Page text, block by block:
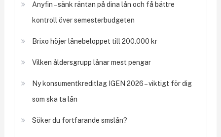
Anyfin – sänk räntan på dina lån och få bättre
kontroll över semesterbudgeten
Brixo höjer lånebeloppet till 200.000 kr
Vilken åldersgrupp lånar mest pengar
Ny konsumentkreditlag IGEN 2026 – viktigt för dig
som ska ta lån
Söker du fortfarande smslån?